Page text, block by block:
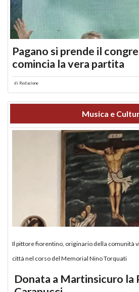
Pagano si prende il
comincia la vera partita
di Redazione
Musica e
Il pittore fiorentino, originario della comunità
città nel corso del Memorial Nino Torquati
Donata a Martinsicuro la